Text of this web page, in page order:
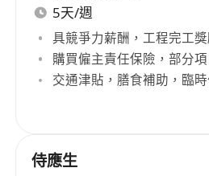
5天/週
具競爭力薪酬，工程完工
購買僱主責任保險，部分
交通津貼，膳食補助，臨
侍應生